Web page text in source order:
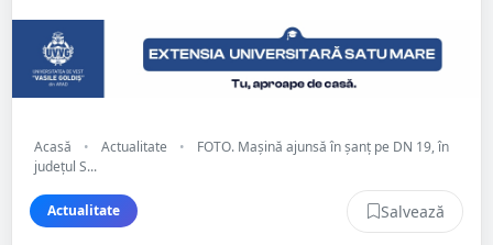
Acasă • Actualitate •
FOTO. Mașină ajunsă în șanț pe DN 19, în
județul S...
Actualitate Salvează